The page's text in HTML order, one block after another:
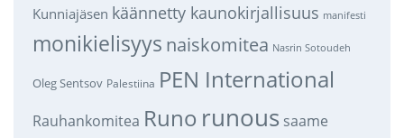
Kunniajäsen käännetty kaunokirjallisuus manifesti
monikielisyys naiskomitea Nasrin Sotoudeh
Oleg Sentsov Palestiina PEN International
Rauhankomitea Runo runous saame